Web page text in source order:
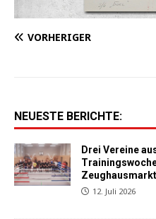
VORHERIGER
NEUESTE BERICHTE:
Drei Vereine
Zeughausmarkt
12. Juli 2026